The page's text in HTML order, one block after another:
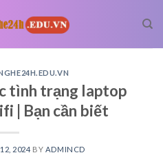
tình trạng laptop
| Bạn cần biết
2024 BY ADMINCD